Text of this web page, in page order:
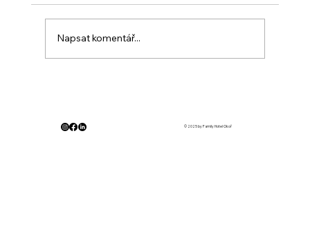
Napsat komentář...
© 2025 by Family Hotel Okoř